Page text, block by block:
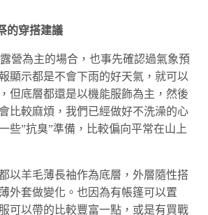
的穿搭建議
營為主的場合，也事先確認過氣象預
顯示都是不會下雨的好天氣，就可以
但底層都還是以機能服飾為主，然後
比較麻煩，我們已經做好不洗澡的心
些”抗臭”準備，比較偏向平常在山上
以羊毛薄長袖作為底層，外層隨性搭
外套做變化。也因為有帳篷可以置
可以帶的比較豐富一點，或是有買戰